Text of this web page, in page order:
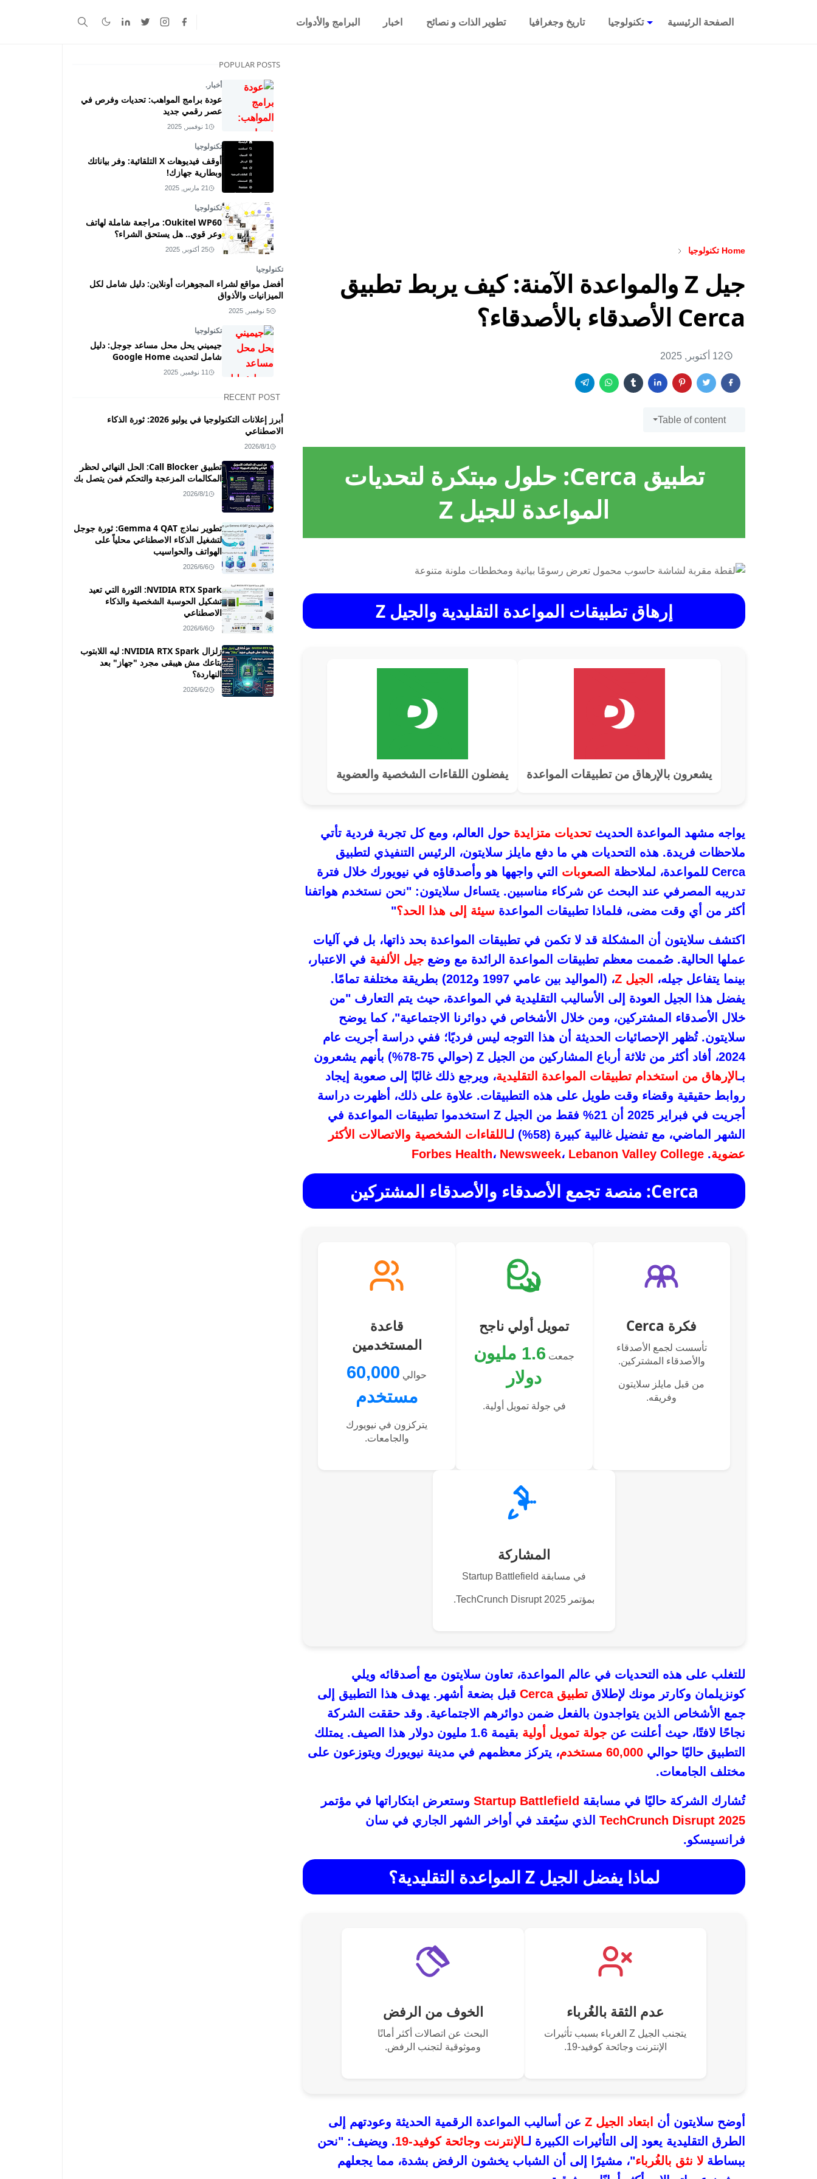
الصفحة الرئيسية تكنولوجيا تاريخ وجغرافيا تطوير الذات و نصائح اخبار البرامج والأدوات
Home تكنولوجيا
جيل Z والمواعدة الآمنة: كيف يربط تطبيق
Cerca الأصدقاء بالأصدقاء؟
12 أكتوبر, 2025
Table of content
تطبيق Cerca: حلول مبتكرة لتحديات
المواعدة للجيل Z
إرهاق تطبيقات المواعدة التقليدية والجيل Z
0%
يشعرون بالإرهاق من تطبيقات المواعدة 0%
يفضلون اللقاءات الشخصية والعضوية
يواجه مشهد المواعدة الحديث تحديات متزايدة حول العالم، ومع كل تجربة فردية تأتي
ملاحظات فريدة. هذه التحديات هي ما دفع مايلز سلايتون، الرئيس التنفيذي لتطبيق
Cerca للمواعدة، لملاحظة
الصعوبات التي واجهها هو وأصدقاؤه في نيويورك خلال فترة
تدريبه المصرفي عند البحث عن شركاء مناسبين. يتساءل سلايتون: "نحن نستخدم هواتفنا
أكثر من أي وقت مضى، فلماذا تطبيقات المواعدة سيئة إلى هذا الحد؟"
اكتشف سلايتون أن المشكلة قد لا تكمن في تطبيقات المواعدة بحد ذاتها، بل في آليات
عملها الحالية. صُممت معظم تطبيقات المواعدة الرائدة مع وضع جيل الألفية في الاعتبار،
بينما يتفاعل جيله،
الجيل Z
، (المواليد بين عامي 1997 و2012) بطريقة مختلفة تمامًا.
يفضل هذا الجيل العودة إلى الأساليب التقليدية في المواعدة، حيث يتم التعارف "من
خلال الأصدقاء المشتركين، ومن خلال الأشخاص في دوائرنا الاجتماعية"، كما يوضح
سلايتون. تُظهر الإحصائيات الحديثة أن هذا التوجه ليس فرديًا؛ ففي دراسة أجريت عام
2024، أفاد أكثر من ثلاثة أرباع المشاركين من الجيل Z (حوالي 75-78%) بأنهم يشعرون
بـالإرهاق من استخدام تطبيقات المواعدة التقليدية، ويرجع ذلك غالبًا إلى صعوبة إيجاد
روابط حقيقية وقضاء وقت طويل على هذه التطبيقات. علاوة على ذلك، أظهرت دراسة
أجريت في فبراير 2025 أن 21% فقط من الجيل Z استخدموا تطبيقات المواعدة في
الشهر الماضي، مع تفضيل غالبية كبيرة (58%) لـ
اللقاءات الشخصية والاتصالات الأكثر
عضوية.
Forbes Health، Newsweek، Lebanon Valley College
Cerca: منصة تجمع الأصدقاء والأصدقاء المشتركين
فكرة Cerca
تأسست لجمع الأصدقاء
والأصدقاء المشتركين.
من قبل مايلز سلايتون
وفريقه.
تمويل أولي ناجح
جمعت
1.6 مليون
دولار
في جولة تمويل أولية.
قاعدة
المستخدمين
حوالي 60,000
مستخدم
يتركزون في نيويورك
والجامعات.
المشاركة
في مسابقة Startup Battlefield
بمؤتمر TechCrunch Disrupt 2025.
للتغلب على هذه التحديات في عالم المواعدة، تعاون سلايتون مع أصدقائه ويلي
كونزيلمان وكارتر مونك لإطلاق تطبيق Cerca
قبل بضعة أشهر. يهدف هذا التطبيق إلى
جمع الأشخاص الذين يتواجدون بالفعل ضمن دوائرهم الاجتماعية. وقد حققت الشركة
نجاحًا لافتًا، حيث أعلنت عن جولة تمويل أولية
بقيمة 1.6 مليون دولار هذا الصيف. يمتلك
التطبيق حاليًا حوالي 60,000 مستخدم
، يتركز معظمهم في مدينة نيويورك ويتوزعون على
مختلف الجامعات.
تُشارك الشركة حاليًا في مسابقة Startup Battlefield وستعرض ابتكاراتها في مؤتمر
TechCrunch Disrupt 2025 الذي سيُعقد في أواخر الشهر الجاري في سان
فرانسيسكو.
لماذا يفضل الجيل Z المواعدة التقليدية؟
عدم الثقة بالغُرباء
يتجنب الجيل Z الغرباء بسبب تأثيرات
الإنترنت وجائحة كوفيد-19.
الخوف من الرفض
البحث عن اتصالات أكثر أمانًا
وموثوقية لتجنب الرفض.
أوضح سلايتون أن ابتعاد الجيل Z
عن أساليب المواعدة الرقمية الحديثة وعودتهم إلى
الطرق التقليدية يعود إلى التأثيرات الكبيرة لـالإنترنت وجائحة كوفيد-19
. ويضيف: "نحن
ببساطة لا نثق بالغُرباء"، مشيرًا إلى أن الشباب يخشون الرفض بشدة، مما يجعلهم
POPULAR POSTS
أخبار.
عودة برامج المواهب: تحديات وفرص في
عصر رقمي جديد
1 نوفمبر, 2025
تكنولوجيا
أوقف فيديوهات X التلقائية: وفر بياناتك
وبطارية جهازك!
21 مارس, 2025
تكنولوجيا
Oukitel WP60: مراجعة شاملة لهاتف
وعر قوي.. هل يستحق الشراء؟
25 أكتوبر, 2025
تكنولوجيا
أفضل مواقع لشراء المجوهرات أونلاين: دليل شامل لكل
الميزانيات والأذواق
5 نوفمبر, 2025
تكنولوجيا
جيميني يحل محل مساعد جوجل: دليل
شامل لتحديث Google Home
11 نوفمبر, 2025
RECENT POST
أبرز إعلانات التكنولوجيا في يوليو 2026: ثورة الذكاء
الاصطناعي
2026/8/1
تطبيق Call Blocker: الحل النهائي لحظر
المكالمات المزعجة والتحكم فمن يتصل بك
2026/8/1
تطوير نماذج Gemma 4 QAT: ثورة جوجل
لتشغيل الذكاء الاصطناعي محلياً على
الهواتف والحواسيب
2026/6/6
NVIDIA RTX Spark: الثورة التي تعيد
تشكيل الحوسبة الشخصية والذكاء
الاصطناعي
2026/6/6
زلزال NVIDIA RTX Spark: ليه اللابتوب
بتاعك مش هيبقى مجرد "جهاز" بعد
النهاردة؟
2026/6/2